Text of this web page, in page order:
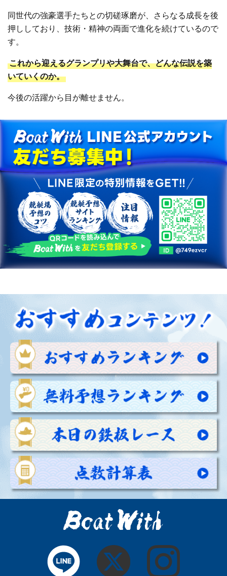
同世代の強豪選手たちとの切磋琢磨が、さらなる成長を後
押ししており、技術・精神の両面で進化を続けているので
す。
これから迎えるグランプリや大舞台で、どんな伝説を築
いていくのか。
今後の活躍から目が離せません。